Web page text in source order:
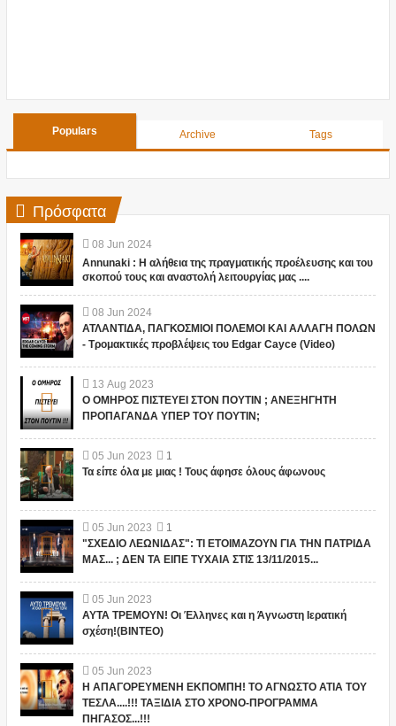
Populars Archive Tags
Πρόσφατα
08 Jun 2024
Annunaki : Η αλήθεια της πραγματικής προέλευσης και του
σκοπού τους και αναστολή λειτουργίας μας ....
08 Jun 2024
ΑΤΛΑΝΤΙΔΑ, ΠΑΓΚΟΣΜΙΟΙ ΠΟΛΕΜΟΙ ΚΑΙ ΑΛΛΑΓΗ ΠΟΛΩΝ
- Τρομακτικές προβλέψεις του Edgar Cayce (Video)
13 Aug 2023
Ο ΟΜΗΡΟΣ ΠΙΣΤΕΥΕΙ ΣΤΟΝ ΠΟΥΤΙΝ ; ΑΝΕΞΗΓΗΤΗ
ΠΡΟΠΑΓΑΝΔΑ ΥΠΕΡ ΤΟΥ ΠΟΥΤΙΝ;
05 Jun 2023
1
Τα είπε όλα με μιας ! Τους άφησε όλους άφωνους
05 Jun 2023
1
"ΣΧΕΔΙΟ ΛΕΩΝΙΔΑΣ": ΤΙ ΕΤΟΙΜΑΖΟΥΝ ΓΙΑ ΤΗΝ ΠΑΤΡΙΔΑ
ΜΑΣ... ; ΔΕΝ ΤΑ ΕΙΠΕ ΤΥΧΑΙΑ ΣΤΙΣ 13/11/2015...
05 Jun 2023
ΑΥΤΑ ΤΡΕΜΟΥΝ! Οι Έλληνες και η Άγνωστη Ιερατική
σχέση!(ΒΙΝΤΕΟ)
05 Jun 2023
Η ΑΠΑΓΟΡΕΥΜΕΝΗ ΕΚΠΟΜΠΗ! ΤΟ ΑΓΝΩΣΤΟ ΑΤΙΑ ΤΟΥ
ΤΕΣΛΑ....!!! ΤΑΞΙΔΙΑ ΣΤΟ ΧΡΟΝΟ-ΠΡΟΓΡΑΜΜΑ
ΠΗΓΑΣΟΣ...!!!